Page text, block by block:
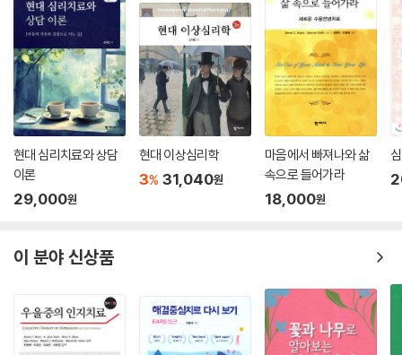
현대 심리치료와 상담
이론
29,000원
현대 이상심리학
3% 31,040원
마음에서 빠져나와 삶
속으로 들어가라
18,000원
이 분야 신상품